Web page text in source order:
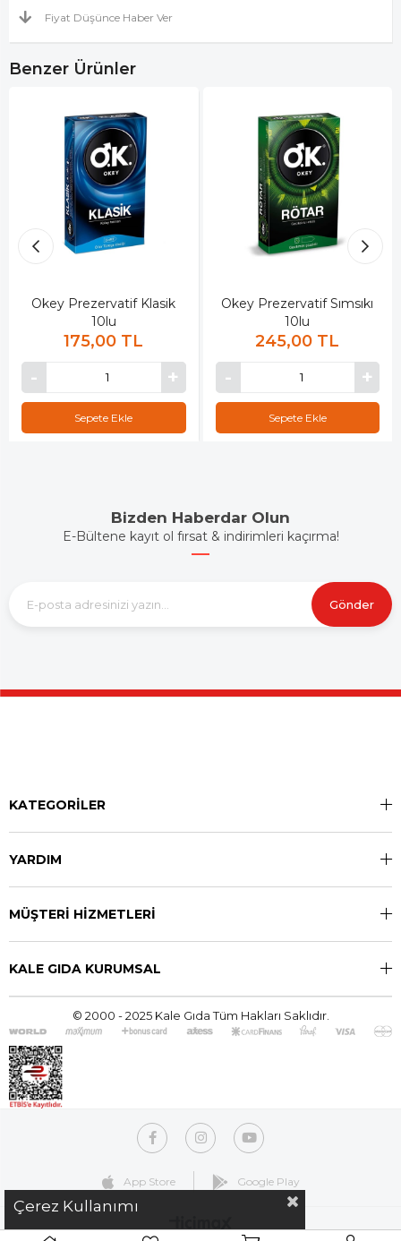
Fiyat Düşünce Haber Ver
Benzer Ürünler
Okey Prezervatif Klasik
10lu
175,00 TL
Sepete Ekle
Okey Prezervatif Sımsıkı
10lu
245,00 TL
Sepete Ekle
Bizden Haberdar Olun
E-Bültene kayıt ol fırsat & indirimleri kaçırma!
Gönder
KATEGORİLER
YARDIM
MÜŞTERİ HİZMETLERİ
KALE GIDA KURUMSAL
© 2000 - 2025 Kale Gıda Tüm Hakları Saklıdır.
App Store Google Play
Çerez Kullanımı